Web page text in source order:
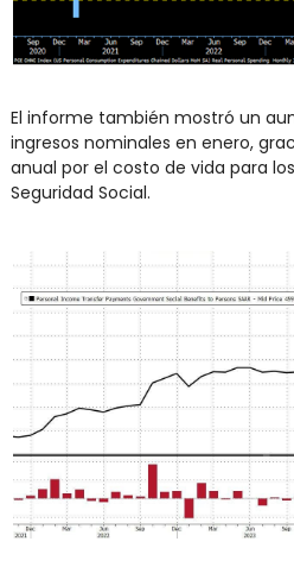
El informe también mostró un
ingresos nominales en enero,
anual por el costo de vida para
Seguridad Social.